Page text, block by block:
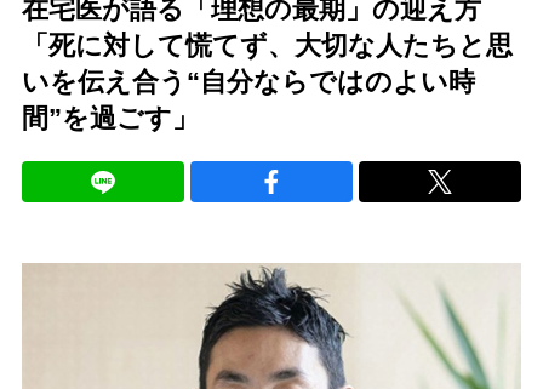
在宅医が語る「理想の最期」の迎え方
「死に対して慌てず、大切な人たちと思
いを伝え合う“自分ならではのよい時
間”を過ごす」